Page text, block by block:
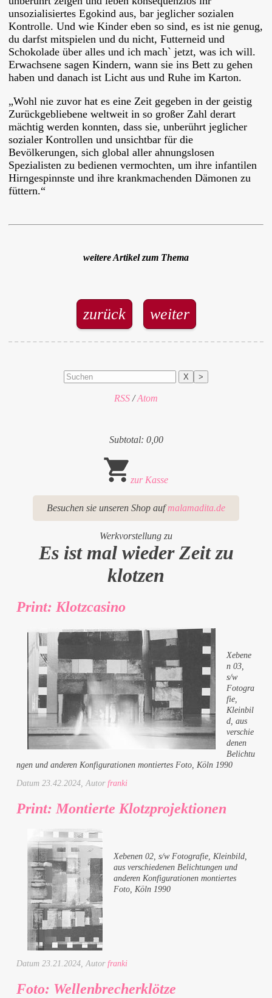
unsozialisiertes Egokind aus, bar jeglicher sozialen
Kontrolle. Und wie Kinder eben so sind, es ist nie genug,
du darfst mitspielen und du nicht, Futterneid und
Schokolade über alles und ich mach` jetzt, was ich will.
Erwachsene sagen Kindern, wann sie ins Bett zu gehen
haben und danach ist Licht aus und Ruhe im Karton.
„Wohl nie zuvor hat es eine Zeit gegeben in der geistig
Zurückgebliebene weltweit in so großer Zahl derart
mächtig werden konnten, dass sie, unberührt jeglicher
sozialer Kontrollen und unsichtbar für die
Bevölkerungen, sich global aller ahnungslosen
Spezialisten zu bedienen vermochten, um ihre infantilen
Hirngespinnste und ihre krankmachenden Dämonen zu
füttern.“
weitere Artikel zum Thema
zurück weiter
X >
RSS /Atom
Subtotal: 0,00
zur Kasse
Besuchen sie unseren Shop aufmalamadita.de
Werkvorstellung zu
Es ist mal wieder Zeit zu
klotzen
Print: Klotzcasino
Xebene
n 03,
s/w
Fotogra
fie,
Kleinbil
d, aus
verschie
denen
Belichtu
ngen und anderen Konfigurationen montiertes Foto, Köln 1990
Datum 23.42.2024 , Autor franki
Print: Montierte Klotzprojektionen
Xebenen 02, s/w Fotografie, Kleinbild,
aus verschiedenen Belichtungen und
anderen Konfigurationen montiertes
Foto, Köln 1990
Datum23.21.2024, Autorfranki
Foto: Wellenbrecherklötze